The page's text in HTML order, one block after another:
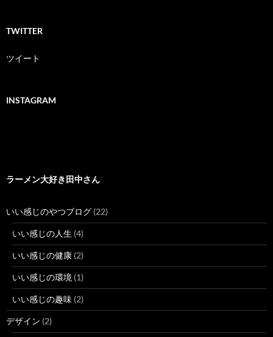
TWITTER
ツイート
INSTAGRAM
ラーメン大好き田中さん
いい感じのやつブログ (22)
いい感じの人生 (4)
いい感じの健康 (2)
いい感じの環境 (1)
いい感じの趣味 (2)
デザイン (2)